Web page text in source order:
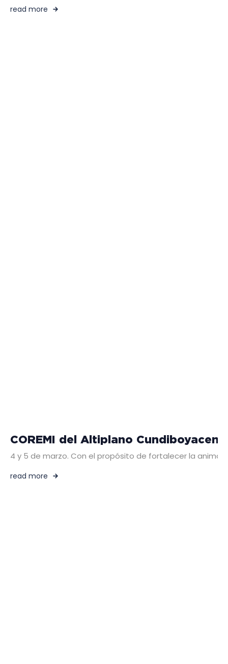
read more
COREMI del Altiplano
4 y 5 de marzo. Con el propósito de fortalecer la
read more